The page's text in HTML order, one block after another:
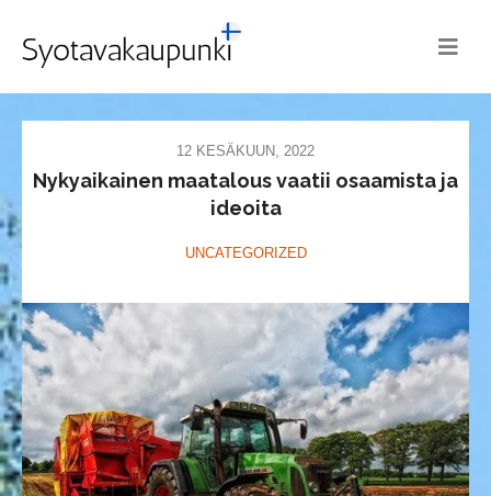
12 KESÄKUUN, 2022
Nykyaikainen maatalous vaatii osaamista ja
ideoita
UNCATEGORIZED